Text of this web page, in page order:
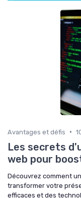
Avantages et défis •
Les secrets
web pour
Découvrez comment
transformer votre
efficaces et des